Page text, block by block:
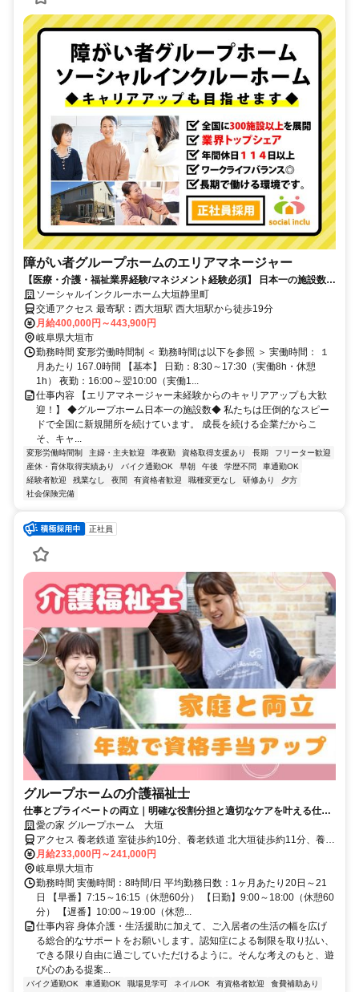
障がい者グループホームのエリアマネージャー
【医療・介護・福祉業界経験/マネジメント経験必須】 日本一の施設数だ
から、挑戦できるポスト多数！ 実力次第で、さらなるキャリアアップが
目指せます！
ソーシャルインクルーホーム大垣静里町
交通アクセス 最寄駅：西大垣駅 西大垣駅から徒歩19分
月給400,000円～443,900円
岐阜県大垣市
勤務時間 変形労働時間制 ＜ 勤務時間は以下を参照 ＞ 実働時間： １
月あたり 167.0時間 【基本】 日勤：8:30～17:30（実働8h・休憩
1h） 夜勤：16:00～翌10:00（実働1...
仕事内容 【エリアマネージャー未経験からのキャリアアップも大歓
迎！】 ◆グループホーム日本一の施設数◆ 私たちは圧倒的なスピー
ドで全国に新規開所を続けています。 成長を続ける企業だからこ
そ、キャ...
変形労働時間制 主婦・主夫歓迎 準夜勤 資格取得支援あり 長期
フリーター歓迎
産休・育休取得実績あり
バイク通勤OK 早朝 午後 学歴不問
車通勤OK
経験者歓迎
残業なし 夜間 有資格者歓迎 職種変更なし 研修あり
夕方
社会保険完備
正社員
グループホームの介護福祉士
仕事とプライベートの両立｜明確な役割分担と適切なケアを叶える仕組
みが良好な人間関係の秘訣
愛の家 グループホーム 大垣
アクセス 養老鉄道 室徒歩約10分、養老鉄道 北大垣徒歩約11分、養老
鉄道 西大垣徒歩約19分 養老線「室駅」「北大垣駅」より徒歩10分
月給233,000円～241,000円
岐阜県大垣市
勤務時間 実働時間：8時間/日 平均勤務日数：1ヶ月あたり20日～21
日 【早番】7:15～16:15（休憩60分） 【日勤】9:00～18:00（休憩60
分） 【遅番】10:00～19:00（休憩...
仕事内容 身体介護・生活援助に加えて、ご入居者の生活の幅を広げ
る総合的なサポートをお願いします。認知症による制限を取り払い、
できる限り自由に過ごしていただけるように。そんな考えのもと、遊
び心のある提案...
バイク通勤OK 車通勤OK 職場見学可 ネイルOK 有資格者歓迎
食費補助あり